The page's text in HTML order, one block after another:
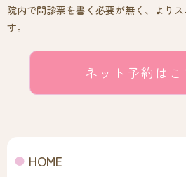
院内で問診票を書く必要が無く、より
す。
ネット予約はこ
HOME